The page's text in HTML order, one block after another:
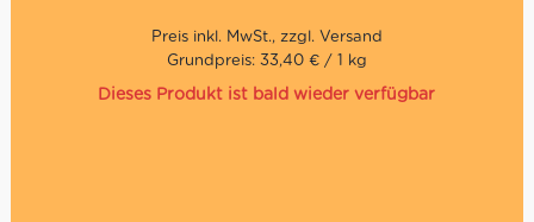
Traditionelles Geschenk zu Weihnachten
Traditionelles RezeptGrundpreis: 33,40 € / 1 kg
Dieses Produkt ist bald wieder verfügbar